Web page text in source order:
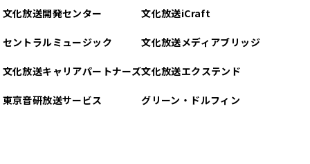
文化放送開発センター
セントラルミュージック
文化放送キャリアパートナーズ
東京音研放送サービス
文化放送iCraft
文化放送メディアブリッジ
文化放送エクステンド
グリーン・ドルフィン